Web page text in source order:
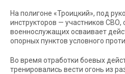
На полигоне «Троицкий», под
инструкторов — участников СВО,
военнослужащих осваивает
опорных пунктов условного
Во время отработки боевых
тренировались вести огонь из